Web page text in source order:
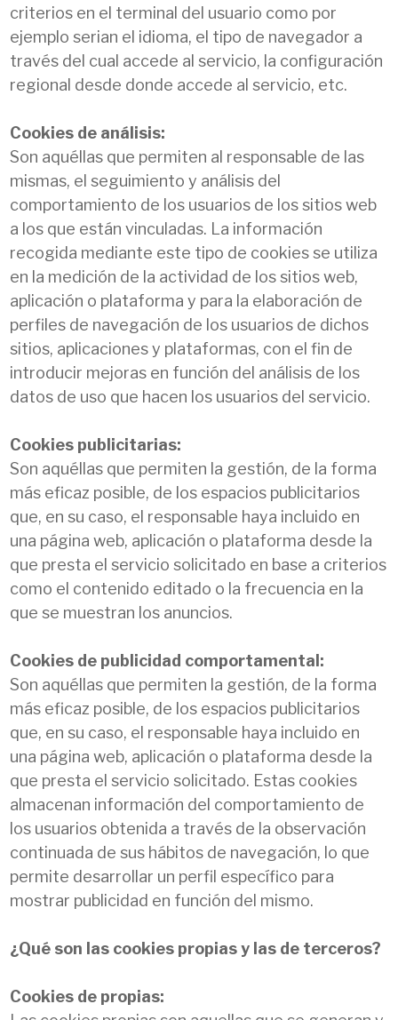
criterios en el terminal del usuario como por
ejemplo serian el idioma, el tipo de navegador a
través del cual accede al servicio, la configuración
regional desde donde accede al servicio, etc.
Cookies de análisis:
Son aquéllas que permiten al responsable de las
mismas, el seguimiento y análisis del
comportamiento de los usuarios de los sitios web
a los que están vinculadas. La información
recogida mediante este tipo de cookies se utiliza
en la medición de la actividad de los sitios web,
aplicación o plataforma y para la elaboración de
perfiles de navegación de los usuarios de dichos
sitios, aplicaciones y plataformas, con el fin de
introducir mejoras en función del análisis de los
datos de uso que hacen los usuarios del servicio.
Cookies publicitarias:
Son aquéllas que permiten la gestión, de la forma
más eficaz posible, de los espacios publicitarios
que, en su caso, el responsable haya incluido en
una página web, aplicación o plataforma desde la
que presta el servicio solicitado en base a criterios
como el contenido editado o la frecuencia en la
que se muestran los anuncios.
Cookies de publicidad comportamental:
Son aquéllas que permiten la gestión, de la forma
más eficaz posible, de los espacios publicitarios
que, en su caso, el responsable haya incluido en
una página web, aplicación o plataforma desde la
que presta el servicio solicitado. Estas cookies
almacenan información del comportamiento de
los usuarios obtenida a través de la observación
continuada de sus hábitos de navegación, lo que
permite desarrollar un perfil específico para
mostrar publicidad en función del mismo.
¿Qué son las cookies propias y las de terceros?
Cookies de propias: